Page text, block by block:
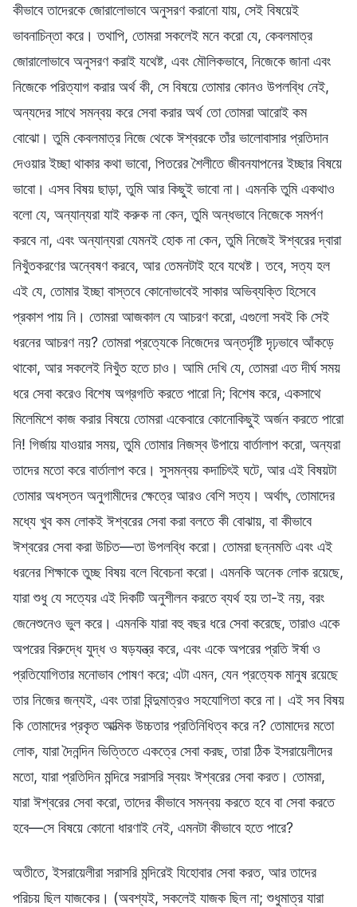
কীভাবে তাদেরকে জোরালোভাবে অনুসরণ করানো যায়, সেই বিষয়েই
ভাবনাচিন্তা করে। তথাপি, তোমরা সকলেই মনে করো যে, কেবলমাত্র
জোরালোভাবে অনুসরণ করাই যথেষ্ট, এবং মৌলিকভাবে, নিজেকে জানা এবং
নিজেকে পরিত্যাগ করার অর্থ কী, সে বিষয়ে তোমার কোনও উপলব্ধি নেই,
অন্যদের সাথে সমন্বয় করে সেবা করার অর্থ তো তোমরা আরোই কম
বোঝো। তুমি কেবলমাত্র নিজে থেকে ঈশ্বরকে তাঁর ভালোবাসার প্রতিদান
দেওয়ার ইচ্ছা থাকার কথা ভাবো, পিতরের শৈলীতে জীবনযাপনের ইচ্ছার বিষয়ে
ভাবো। এসব বিষয় ছাড়া, তুমি আর কিছুই ভাবো না। এমনকি তুমি একথাও
বলো যে, অন্যান্যরা যাই করুক না কেন, তুমি অন্ধভাবে নিজেকে সমর্পণ
করবে না, এবং অন্যান্যরা যেমনই হোক না কেন, তুমি নিজেই ঈশ্বরের দ্বারা
নিখুঁতকরণের অন্বেষণ করবে, আর তেমনটাই হবে যথেষ্ট। তবে, সত্য হল
এই যে, তোমার ইচ্ছা বাস্তবে কোনোভাবেই সাকার অভিব্যক্তি হিসেবে
প্রকাশ পায় নি। তোমরা আজকাল যে আচরণ করো, এগুলো সবই কি সেই
ধরনের আচরণ নয়? তোমরা প্রত্যেকে নিজেদের অন্তর্দৃষ্টি দৃঢ়ভাবে আঁকড়ে
থাকো, আর সকলেই নিখুঁত হতে চাও। আমি দেখি যে, তোমরা এত দীর্ঘ সময়
ধরে সেবা করেও বিশেষ অগ্রগতি করতে পারো নি; বিশেষ করে, একসাথে
মিলেমিশে কাজ করার বিষয়ে তোমরা একেবারে কোনোকিছুই অর্জন করতে পারো
নি! গির্জায় যাওয়ার সময়, তুমি তোমার নিজস্ব উপায়ে বার্তালাপ করো, অন্যরা
তাদের মতো করে বার্তালাপ করে। সুসমন্বয় কদাচিৎই ঘটে, আর এই বিষয়টা
তোমার অধস্তন অনুগামীদের ক্ষেত্রে আরও বেশি সত্য। অর্থাৎ, তোমাদের
মধ্যে খুব কম লোকই ঈশ্বরের সেবা করা বলতে কী বোঝায়, বা কীভাবে
ঈশ্বরের সেবা করা উচিত—তা উপলব্ধি করো। তোমরা ছন্নমতি এবং এই
ধরনের শিক্ষাকে তুচ্ছ বিষয় বলে বিবেচনা করো। এমনকি অনেক লোক রয়েছে,
যারা শুধু যে সত্যের এই দিকটি অনুশীলন করতে ব্যর্থ হয় তা-ই নয়, বরং
জেনেশুনেও ভুল করে। এমনকি যারা বহু বছর ধরে সেবা করেছে, তারাও একে
অপরের বিরুদ্ধে যুদ্ধ ও ষড়যন্ত্র করে, এবং একে অপরের প্রতি ঈর্ষা ও
প্রতিযোগিতার মনোভাব পোষণ করে; এটা এমন, যেন প্রত্যেক মানুষ রয়েছে
তার নিজের জন্যই, এবং তারা বিন্দুমাত্রও সহযোগিতা করে না। এই সব বিষয়
কি তোমাদের প্রকৃত আত্মিক উচ্চতার প্রতিনিধিত্ব করে ন? তোমাদের মতো
লোক, যারা দৈনন্দিন ভিত্তিতে একত্রে সেবা করছ, তারা ঠিক ইসরায়েলীদের
মতো, যারা প্রতিদিন মন্দিরে সরাসরি স্বয়ং ঈশ্বরের সেবা করত। তোমরা,
যারা ঈশ্বরের সেবা করো, তাদের কীভাবে সমন্বয় করতে হবে বা সেবা করতে
হবে—সে বিষয়ে কোনো ধারণাই নেই, এমনটা কীভাবে হতে পারে?
অতীতে, ইসরায়েলীরা সরাসরি মন্দিরেই যিহোবার সেবা করত, আর তাদের
পরিচয় ছিল যাজকের। (অবশ্যই, সকলেই যাজক ছিল না; শুধুমাত্র যারা